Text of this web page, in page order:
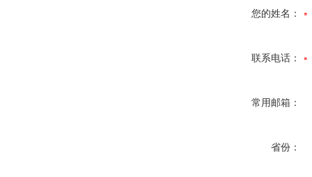
您的姓名：
联系电话：
常用邮箱：
省份：